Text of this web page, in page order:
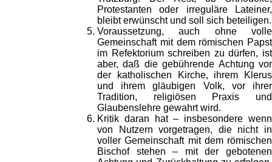
Protestanten oder irreguläre Lateiner,
bleibt erwünscht und soll sich beteiligen.
Voraussetzung, auch ohne volle
Gemeinschaft mit dem römischen Papst
im Refektorium schreiben zu dürfen, ist
aber, daß die gebührende Achtung vor
der katholischen Kirche, ihrem Klerus
und ihrem gläubigen Volk, vor ihrer
Tradition, religiösen Praxis und
Glaubenslehre gewahrt wird.
Kritik daran hat – insbesondere wenn
von Nutzern vorgetragen, die nicht in
voller Gemeinschaft mit dem römischen
Bischof stehen – mit der gebotenen